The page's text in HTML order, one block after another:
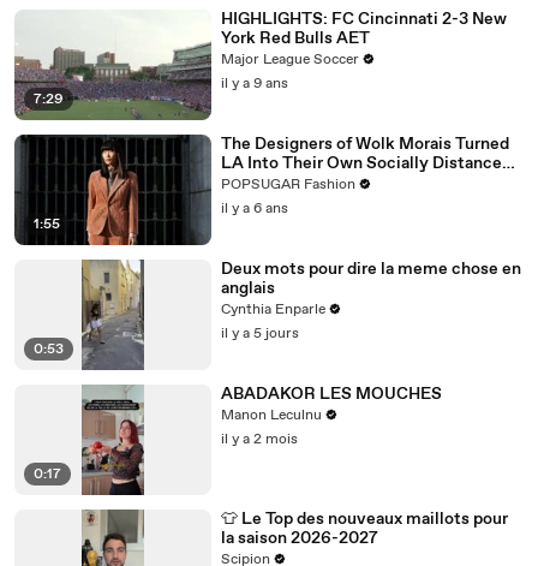
7:29
HIGHLIGHTS: FC Cincinnati 2-3 New
York Red Bulls AET
Major League Soccer
il y a 9 ans
1:55
The Designers of Wolk Morais Turned
LA Into Their Own Socially Distanced
Runway
POPSUGAR Fashion
il y a 6 ans
0:53
Deux mots pour dire la meme chose en
anglais
Cynthia Enparle
il y a 5 jours
0:17
ABADAKOR LES MOUCHES
Manon Leculnu
il y a 2 mois
👕 Le Top des nouveaux maillots pour
la saison 2026-2027
Scipion